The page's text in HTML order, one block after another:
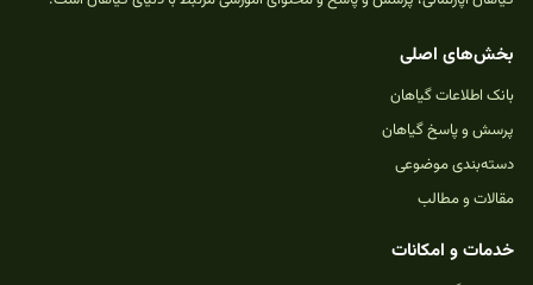
بخش‌های اصلی
بانک اطلاعات گیاهان
پرسش و پاسخ گیاهان
دسته‌بندی موضوعی
مقالات و مطالب
خدمات و امکانات